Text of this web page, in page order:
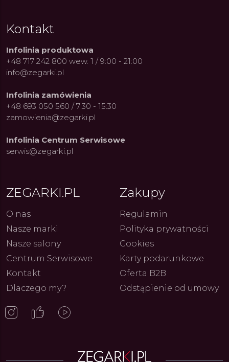
27.07.2026
kolekcji zegarków
ZEGARKI.PL 4.08.2026
Kontakt
Infolinia produktowa
+48 717 242 800 wew. 1 / 9:00 - 21:00
info@zegarki.pl
Infolinia zamówienia
+48 693 050 560 / 7:30 - 15:30
zamowienia@zegarki.pl
Infolinia Centrum Serwisowe
serwis@zegarki.pl
ZEGARKI.PL
O nas
Nasze marki
Nasze salony
Centrum Serwisowe
Kontakt
Dlaczego my?
Zakupy
Regulamin
Polityka prywatności
Cookies
Karty podarunkowe
Oferta B2B
Odstąpienie od umowy